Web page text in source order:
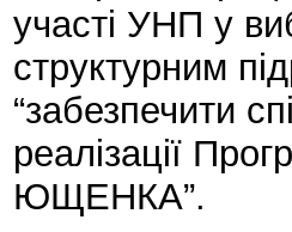
участі УНП у
структурним
“забезпечити
реалізації
ЮЩЕНКА”.